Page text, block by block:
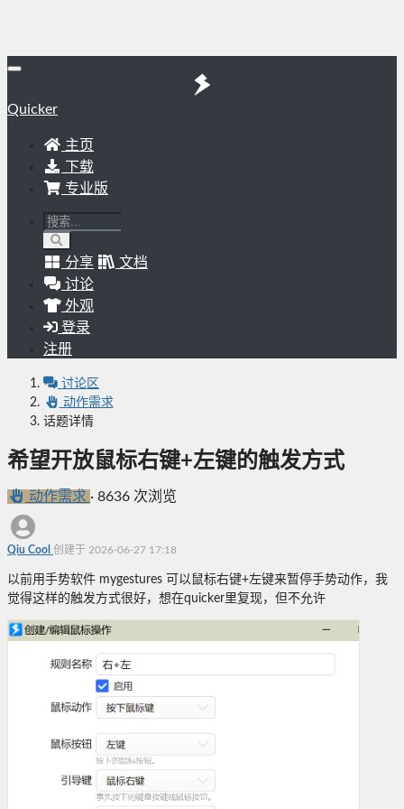
Quicker
主页
下载
专业版
分享
文档
讨论
外观
登录
注册
讨论区
动作需求
话题详情
希望开放鼠标右键+左键的触发方式
动作需求 · 8636 次浏览
Qiu Cool 创建于 2026-06-27 17:18
以前用手势软件 mygestures 可以鼠标右键+左键来暂停手势动作，我
觉得这样的触发方式很好，想在quicker里复现，但不允许